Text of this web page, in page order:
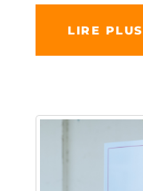
LIRE PLUS